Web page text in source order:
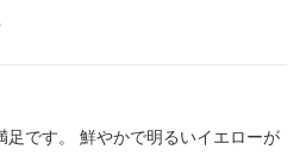
足です。 鮮やかで明るいイエローが